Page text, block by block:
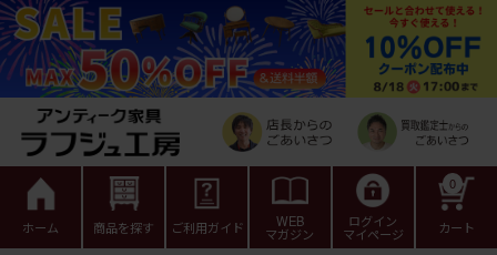
ホーム 商品を探す ご利用ガイド WEB
マガジン
ログイン
マイページ カート
0